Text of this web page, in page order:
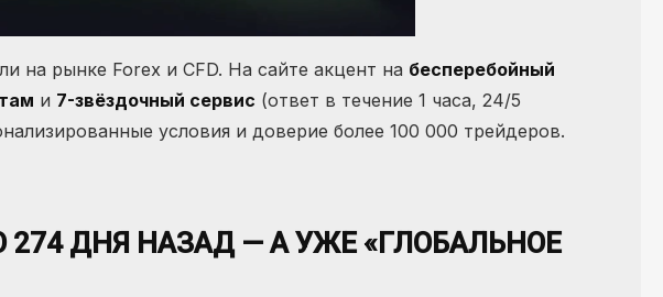
на рынке Forex и CFD. На сайте акцент на бесперебойный
и 7-звёздочный сервис (ответ в течение 1 часа, 24/5
условия и доверие более 100 000 трейдеров.
274 ДНЯ НАЗАД — А УЖЕ «ГЛОБАЛЬНОЕ